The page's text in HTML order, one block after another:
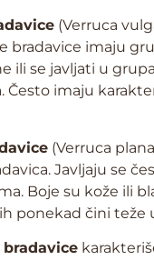
(Verruca
bradavice imaju
ili se javljati u
Često imaju
(Verruca
Javljaju se
Boje su kože ili
ponekad čini teže